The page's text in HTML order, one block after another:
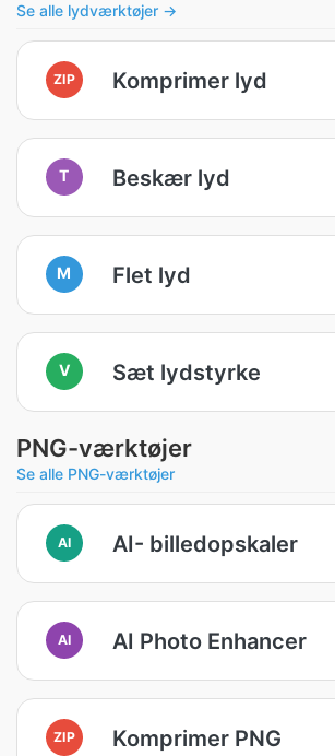
Se alle lydværktøjer →
ZIP Komprimer lyd
T Beskær lyd
M Flet lyd
V Sæt lydstyrke
PNG-værktøjer
Se alle PNG-værktøjer
AI AI- billedopskaler
AI AI Photo Enhancer
ZIP Komprimer PNG